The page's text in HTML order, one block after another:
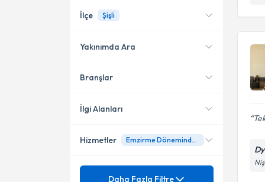
İlçe Şişli
Küçükçekmece
Bakırköy
Yakınımda Ara
Konumuma yakın uzmanları
Branşlar
Diyetisyen
İlgi Alanları
Aralıklı Oruç Diyeti
Hizmetler Emzirme Döneminde Beslenme
Mezuniyet
Daha Fazla Filtre